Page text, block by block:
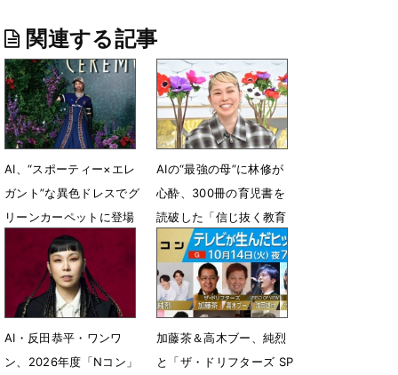
関連する記事
AI、“スポーティー×エレ
ガント”な異色ドレスでグ
リーンカーペットに登場
6月10日 16時51分
AIの“最強の母”に林修が
心酔、300冊の育児書を
読破した「信じ抜く教育
論」
2月27日 17時00分
AI・反田恭平・ワンワ
ン、2026年度「Nコン」
加藤茶＆高木ブー、純烈
と「ザ・ドリフターズ SP